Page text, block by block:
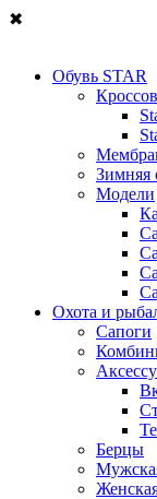
✖
Обувь STAR
Зимняя
Модели
Охота и
Сапоги
Берцы